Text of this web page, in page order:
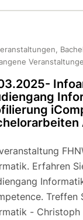
Erfahren
Treffen
- Christoph